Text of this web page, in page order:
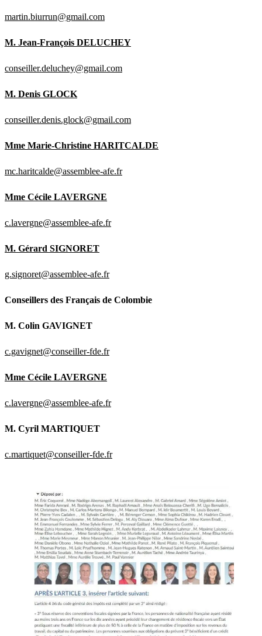
martin.biurrun@gmail.com
M. Jean-François DELUCHEY
conseiller.deluchey@gmail.com
M. Denis GLOCK
conseiller.denis.glock@gmail.com
Mme Marie-Christine HARITCALDE
mc.haritcalde@assemblee-afe.fr
Mme Cécile LAVERGNE
c.lavergne@assemblee-afe.fr
M. Gérard SIGNORET
g.signoret@assemblee-afe.fr
Conseillers des Français de Colombie
M. Colin GAVIGNET
c.gavignet@conseiller-fde.fr
Mme Cécile LAVERGNE
c.lavergne@assemblee-afe.fr
M. Cyril MARTIQUET
c.martiquet@conseiller-fde.fr